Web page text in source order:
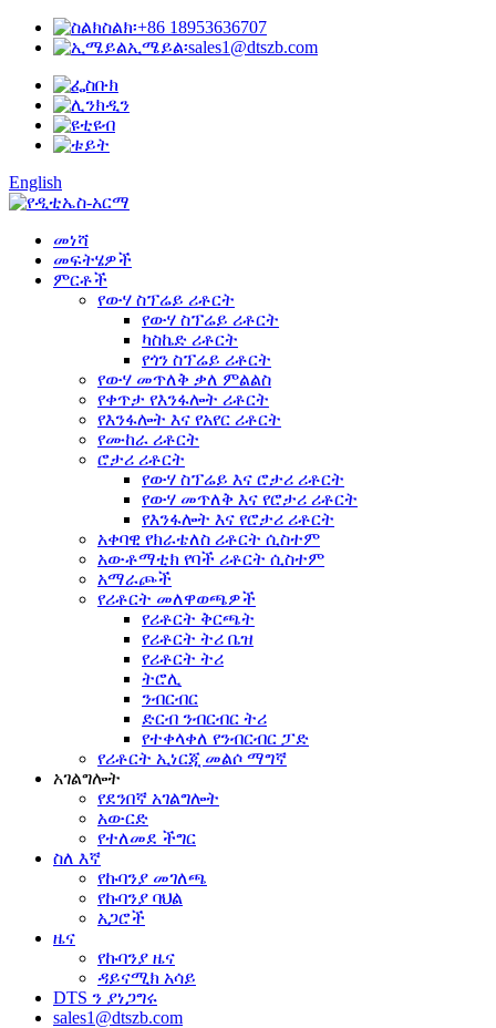
ስልክ፡+86 18953636707
ኢሜይል፡sales1@dtszb.com
English
መነሻ
መፍትሄዎች
ምርቶች
የውሃ ስፕሬይ ሪቶርት
የውሃ ስፕሬይ ሪቶርት
ካስኬድ ሪቶርት
የጎን ስፕሬይ ሪቶርት
የውሃ መጥለቅ ቃለ ምልልስ
የቀጥታ የእንፋሎት ሪቶርት
የእንፋሎት እና የአየር ሪቶርት
የሙከራ ሪቶርት
ሮታሪ ሪቶርት
የውሃ ስፕሬይ እና ሮታሪ ሪቶርት
የውሃ መጥለቅ እና የሮታሪ ሪቶርት
የእንፋሎት እና የሮታሪ ሪቶርት
አቀባዊ የክራቴለስ ሪቶርት ሲስተም
አውቶማቲክ የባች ሪቶርት ሲስተም
አማራጮች
የሪቶርት መለዋወጫዎች
የሪቶርት ቅርጫት
የሪቶርት ትሪ ቤዝ
የሪቶርት ትሪ
ትሮሊ
ንብርብር
ድርብ ንብርብር ትሪ
የተቀላቀለ የንብርብር ፓድ
የሪቶርት ኢነርጂ መልሶ ማግኛ
አገልግሎት
የደንበኛ አገልግሎት
አውርድ
የተለመደ ችግር
ስለ እኛ
የኩባንያ መገለጫ
የኩባንያ ባህል
አጋሮች
ዜና
የኩባንያ ዜና
ዳይናሚክ አሳይ
DTS ን ያነጋግሩ
sales1@dtszb.com